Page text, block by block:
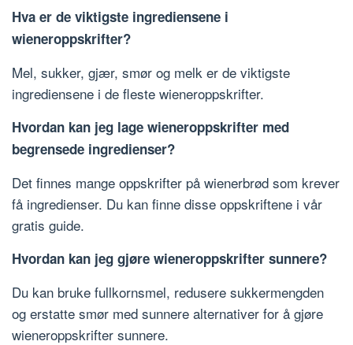
Hva er de viktigste ingrediensene i
wieneroppskrifter?
Mel, sukker, gjær, smør og melk er de viktigste
ingrediensene i de fleste wieneroppskrifter.
Hvordan kan jeg lage wieneroppskrifter med
begrensede ingredienser?
Det finnes mange oppskrifter på wienerbrød som krever
få ingredienser. Du kan finne disse oppskriftene i vår
gratis guide.
Hvordan kan jeg gjøre wieneroppskrifter sunnere?
Du kan bruke fullkornsmel, redusere sukkermengden
og erstatte smør med sunnere alternativer for å gjøre
wieneroppskrifter sunnere.